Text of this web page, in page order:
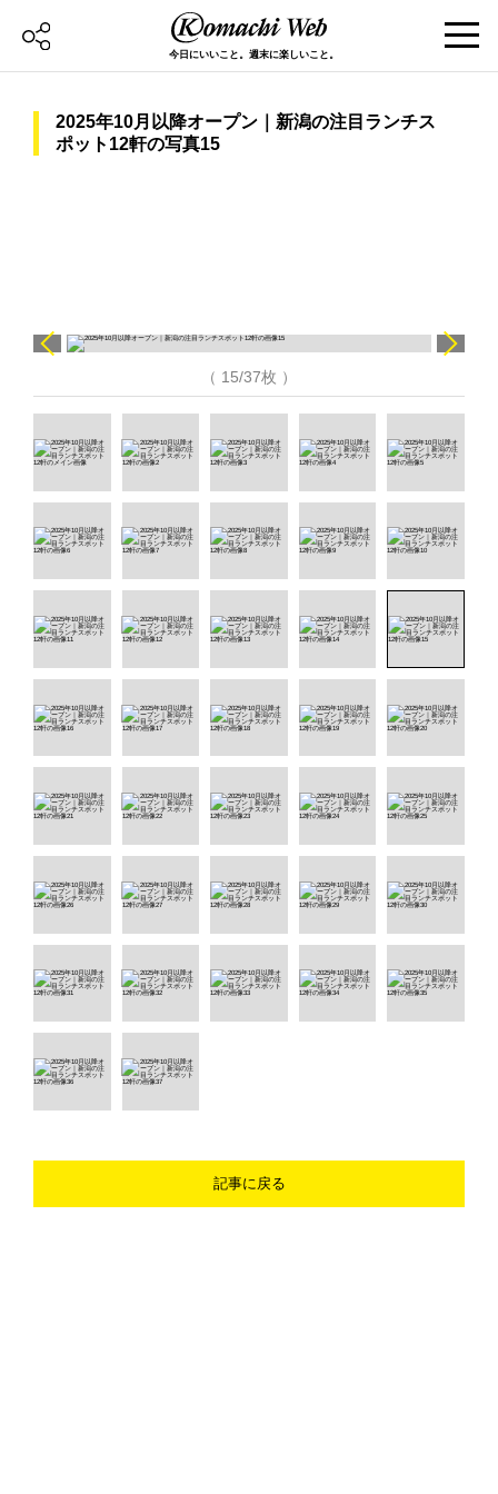
今日にいいこと。週末に楽しいこと。
2025年10月以降オープン｜新潟の注目ランチス
ポット12軒の写真15
（ 15/37枚 ）
記事に戻る